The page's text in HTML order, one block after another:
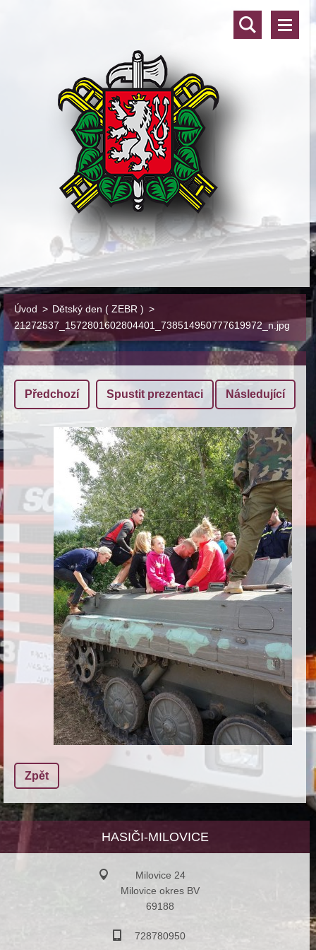
Úvod > Dětský den ( ZEBR ) >
21272537_1572801602804401_738514950777619972_n.jpg
Předchozí Spustit prezentaci Následující
Zpět
HASIČI-MILOVICE
Milovice 24
Milovice okres BV
69188
728780950